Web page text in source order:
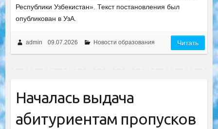
Республики Узбекистан». Текст постановления был
опубликован в УзА.
admin 09.07.2026 Новости образования Читать
Началась выдача
абитуриентам пропусков